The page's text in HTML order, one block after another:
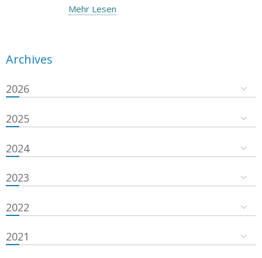
Mehr Lesen
Archives
2026
2025
2024
2023
2022
2021